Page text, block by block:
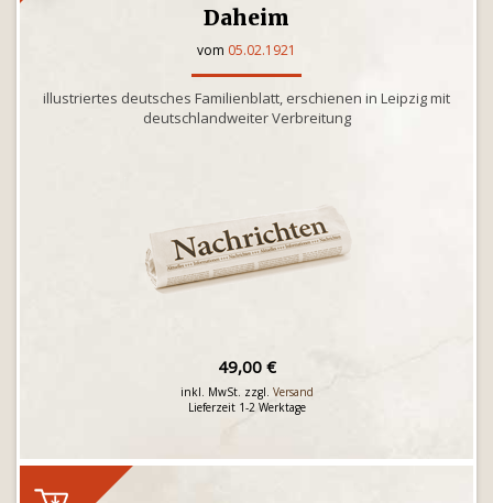
Daheim
vom 05.02.1921
illustriertes deutsches Familienblatt, erschienen in Leipzig mit
deutschlandweiter Verbreitung
49,00 €
inkl. MwSt. zzgl. Versand
Lieferzeit 1-2 Werktage